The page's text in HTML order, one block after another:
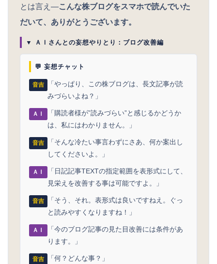
とは言え―こんな株ブログをスマホで読んでいた
だいて、ありがとうございます。
▼ ＡＩさんとの妄想やりとり：ブログ改善編
💬 妄想チャット
音吉
「やっぱり、この株ブログは、長文記事が読
みづらいよね？」
ＡＩ
「購読者様が”読みづらい”と感じるかどうか
は、私にはわかりません。」
音吉
「そんな冷たい事言わずにさあ、何か案出し
してくださいよ。」
ＡＩ
「日記記事TEXTの指定範囲を表形式にして、
見栄えを改善する事は可能ですよ。」
音吉
「そう、それ。表形式は良いですねえ。ぐっ
と読みやすくなりますね！」
ＡＩ
「今のブログ記事の見た目改善には条件があ
ります。」
音吉 「何？どんな事？」